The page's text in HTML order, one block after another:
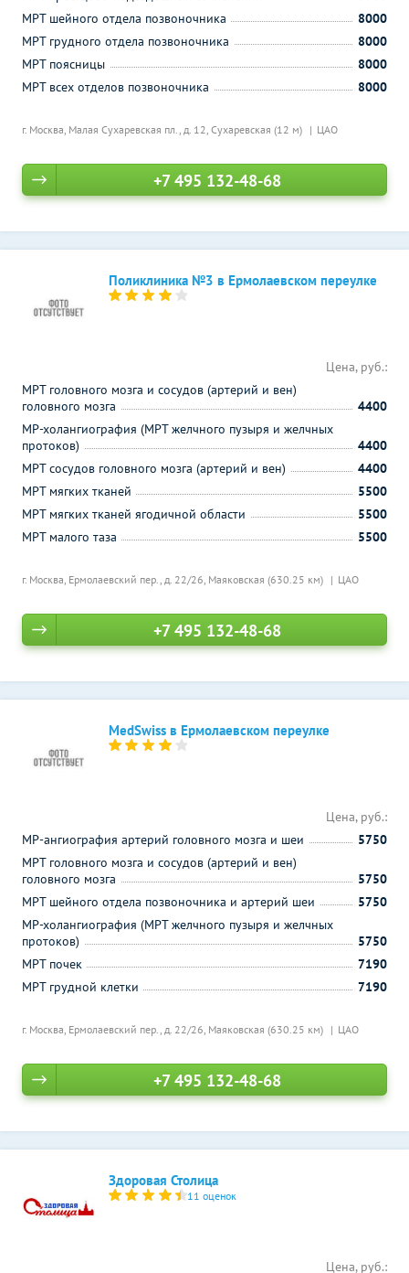
г. Москва, Малая Сухаревская пл., д. 12, Сухаревская (12 м) ЦАО
МРТ шейного отдела позвоночника
8000
МРТ грудного отдела позвоночника
8000
МРТ поясницы
8000
МРТ всех отделов позвоночника
8000
+7 495 132-48-68
Поликлиника №3 в Ермолаевском переулке
г. Москва, Ермолаевский пер., д. 22/26, Маяковская (630.25 км) ЦАО
Цена, руб.:
МРТ головного мозга и сосудов (артерий и вен)
головного мозга
4400
МР-холангиография (МРТ желчного пузыря и желчных
протоков)
4400
МРТ сосудов головного мозга (артерий и вен)
4400
МРТ мягких тканей
5500
МРТ мягких тканей ягодичной области
5500
МРТ малого таза
5500
+7 495 132-48-68
MedSwiss в Ермолаевском переулке
г. Москва, Ермолаевский пер., д. 22/26, Маяковская (630.25 км) ЦАО
Цена, руб.:
МР-ангиография артерий головного мозга и шеи
5750
МРТ головного мозга и сосудов (артерий и вен)
головного мозга
5750
МРТ шейного отдела позвоночника и артерий шеи
5750
МР-холангиография (МРТ желчного пузыря и желчных
протоков)
5750
МРТ почек
7190
МРТ грудной клетки
7190
+7 495 132-48-68
Здоровая Столица
11 оценок
Цена, руб.: